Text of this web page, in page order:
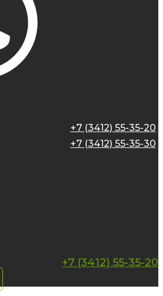
+7 (3412) 55-35-20
+7 (3412) 55-35-30
+7 (3412) 55-35-20